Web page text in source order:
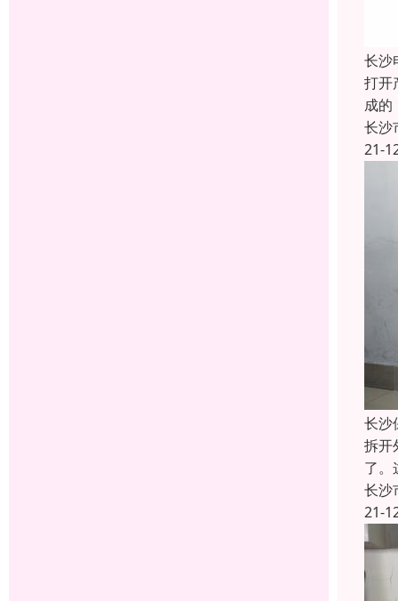
长沙
打开
成的
长沙
21-
长沙
拆开
了。
长沙
21-